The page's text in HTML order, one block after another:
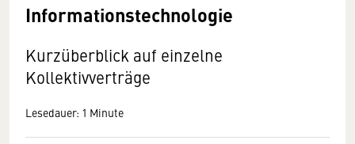
Informationstechnologie
Kurzüberblick auf einzelne
Kollektivverträge
Lesedauer: 1 Minute